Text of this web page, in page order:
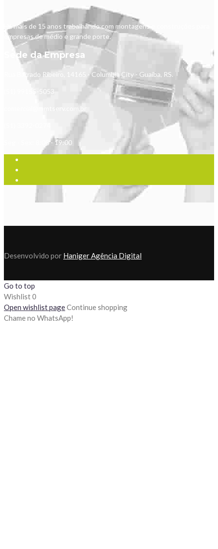
Há mais de 15 anos trabalhando com montagens e construções para
empresas de médio e grande porte.
Sede da Empresa
Rua Barrado Ribeiro, 14165 - Columbia City - Guaíba, RS.
(51) 99155-5053
comercial@mmtserv.com.br
Seg - Sex: 8:00 - 19:00
Desenvolvido por Haniger Agência Digital
Go to top
Wishlist0
Open wishlist pageContinue shopping
Chame no WhatsApp!